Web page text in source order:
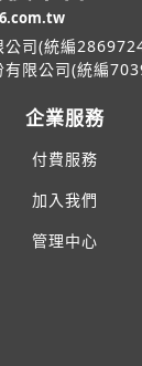
公司(統編
有限公司(統編
企業服務
付費服務
加入我們
管理中心